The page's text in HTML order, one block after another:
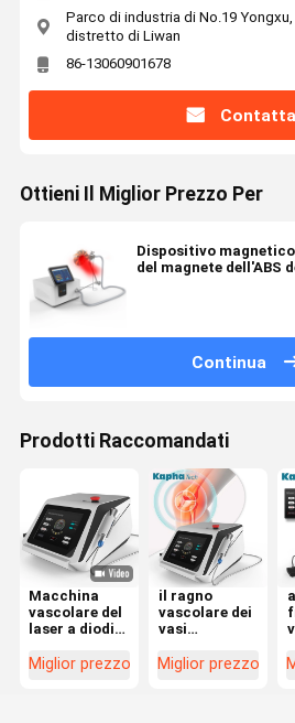
Parco di industria di No.19
distretto di Liwan
86-13060901678
Ottieni Il Miglior Prezzo Per
Dispositivo
del magnete dell'ABS
Continua
Prodotti Raccomandati
Macchina
vascolare del
laser a diodi
delle navi per
Miglior prezzo
il ragno
vascolare dei
vasi
della
Miglior prezzo